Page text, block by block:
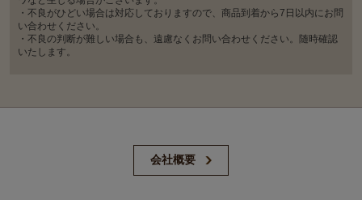
・不良がひどい場合は対応しておりますので、商品到着から7日以内にお問
い合わせください。
・不良の判断が難しい場合も、遠慮なくお問い合わせください。随時確認
いたします。
会社概要